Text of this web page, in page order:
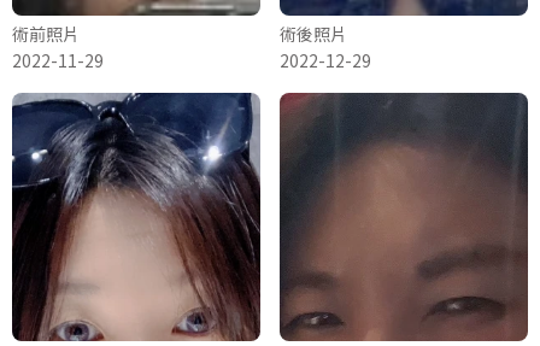
術前照片
2022-11-29
術後照片
2022-12-29